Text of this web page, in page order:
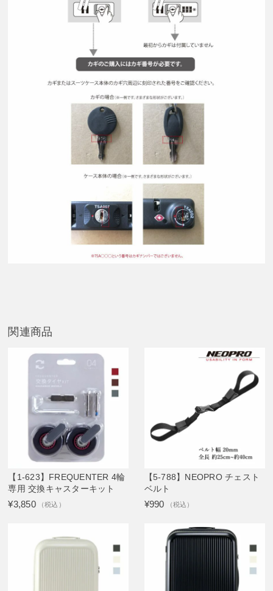
関連商品
【1-623】FREQUENTER 4輪
専用 交換キャスターキット
¥3,850 （税込）
【5-788】NEOPRO チェスト
ベルト
¥990 （税込）